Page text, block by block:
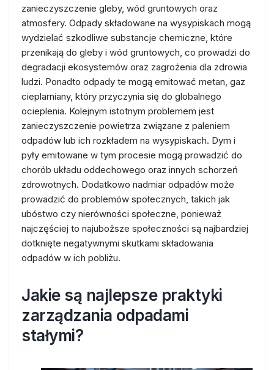
zanieczyszczenie gleby, wód gruntowych oraz
atmosfery. Odpady składowane na wysypiskach mogą
wydzielać szkodliwe substancje chemiczne, które
przenikają do gleby i wód gruntowych, co prowadzi do
degradacji ekosystemów oraz zagrożenia dla zdrowia
ludzi. Ponadto odpady te mogą emitować metan, gaz
cieplarniany, który przyczynia się do globalnego
ocieplenia. Kolejnym istotnym problemem jest
zanieczyszczenie powietrza związane z paleniem
odpadów lub ich rozkładem na wysypiskach. Dym i
pyły emitowane w tym procesie mogą prowadzić do
chorób układu oddechowego oraz innych schorzeń
zdrowotnych. Dodatkowo nadmiar odpadów może
prowadzić do problemów społecznych, takich jak
ubóstwo czy nierówności społeczne, ponieważ
najczęściej to najuboższe społeczności są najbardziej
dotknięte negatywnymi skutkami składowania
odpadów w ich pobliżu.
Jakie są najlepsze praktyki
zarządzania odpadami
stałymi?